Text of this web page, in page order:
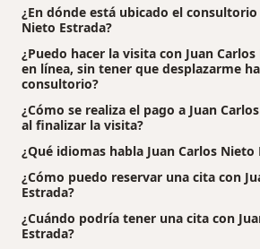
¿En dónde está ubicado el consultorio
Nieto Estrada?
¿Puedo hacer la visita con Juan
en línea, sin tener que desplazarme
consultorio?
¿Cómo se realiza el pago a Juan
al finalizar la visita?
¿Qué idiomas habla Juan Carlos Nieto
¿Cómo puedo reservar una cita con
Estrada?
¿Cuándo podría tener una cita con
Estrada?